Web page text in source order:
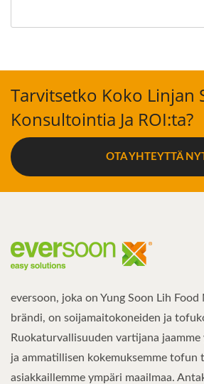
Tarvitsetko Koko Linjan
Konsultointia Ja ROI:ta?
OTA YHTEYTTÄ
eversoon, joka on Yung Soon Lih
brändi, on soijamaitokoneiden ja
Ruokaturvallisuuden vartijana
ja ammatillisen kokemuksemme tofun
asiakkaillemme ympäri maailmaa.